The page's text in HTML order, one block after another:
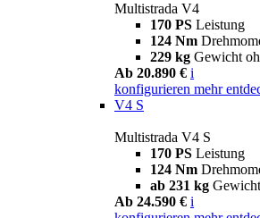
Multistrada V4
170 PS Leistung
124 Nm
229 kg Gewicht
Ab 20.890 € i
konfigurieren mehr
V4 S
Multistrada V4 S
170 PS Leistung
124 Nm
ab 231 kg
Ab 24.590 € i